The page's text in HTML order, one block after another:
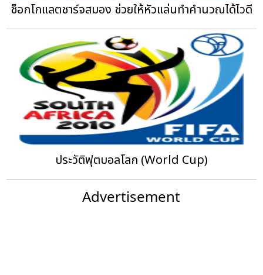
ช็อกโกแลตชาร์จสมอง ช่วยให้หัวแล่นทำคำนวณได้ไวดี
ประวัติฟุตบอลโลก (World Cup)
Advertisement